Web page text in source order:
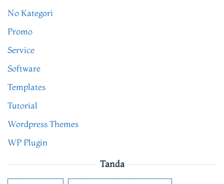
No Kategori
Promo
Service
Software
Templates
Tutorial
Wordpress Themes
WP Plugin
Tanda